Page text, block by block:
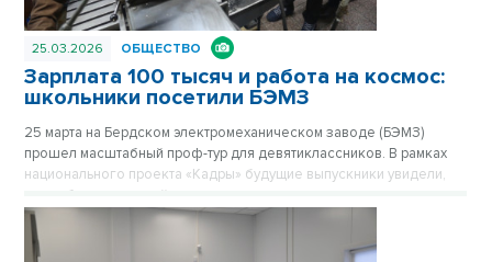
25.03.2026 ОБЩЕСТВО
Зарплата 100 тысяч и работа на космос:
школьники посетили БЭМЗ
25 марта на Бердском электромеханическом заводе (БЭМЗ)
прошел масштабный проф-тур для девятиклассников. В рамках
национального проекта «Кадры» будущие выпускники увидели,
как работает крупнейшее машиностроительное предприятие
региона, обеспечивающее в том числе российскую космонавтику
высокоточными приборами уже 67 лет.